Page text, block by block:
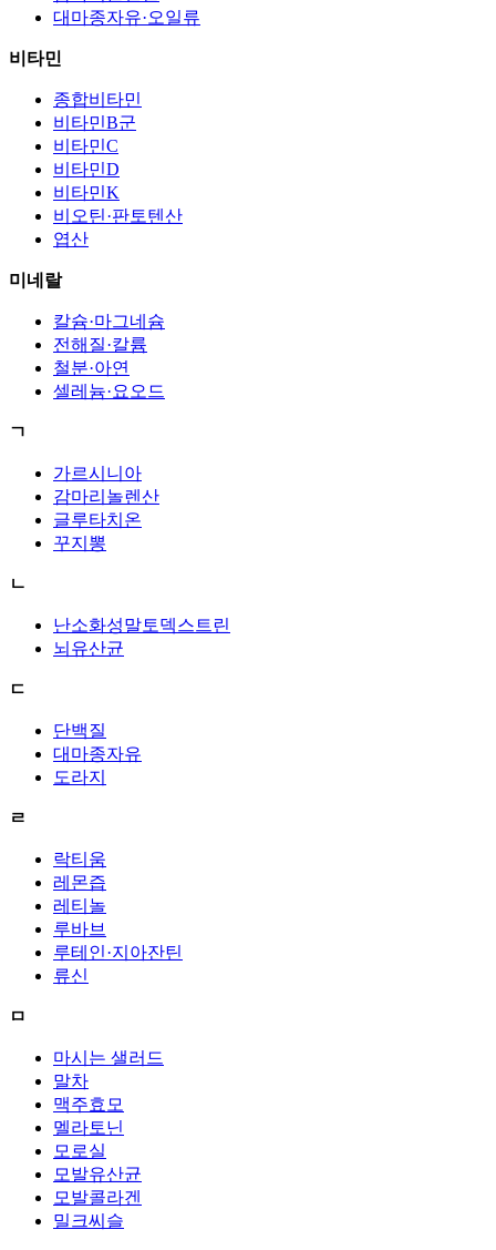
대마종자유·오일류
비타민
종합비타민
비타민B군
비타민C
비타민D
비타민K
비오틴·판토텐산
엽산
미네랄
칼슘·마그네슘
전해질·칼륨
철분·아연
셀레늄·요오드
ㄱ
가르시니아
감마리놀렌산
글루타치온
꾸지뽕
ㄴ
난소화성말토덱스트린
뇌유산균
ㄷ
단백질
대마종자유
도라지
ㄹ
락티움
레몬즙
레티놀
루바브
루테인·지아잔틴
류신
ㅁ
마시는 샐러드
말차
맥주효모
멜라토닌
모로실
모발유산균
모발콜라겐
밀크씨슬